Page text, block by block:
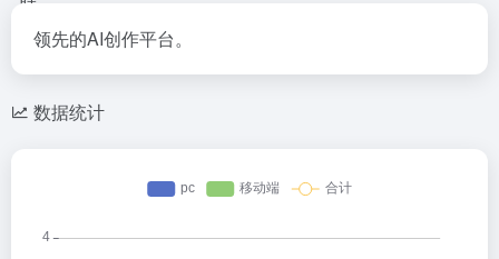
领先的AI创作平台。
数据统计